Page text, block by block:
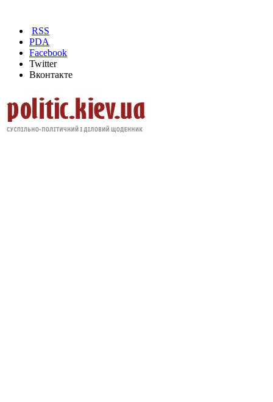
RSS
PDA
Facebook
Twitter
Вконтакте